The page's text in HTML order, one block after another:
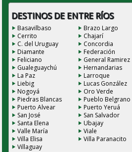
DESTINOS DE ENTRE RÍOS
Basavilbaso Brazo Largo
Cerrito
Chajarí
C. del Uruguay
Concordia
Diamante
Federación
Feliciano
General Ramirez
Gualeguaychú
Hernandarias
La Paz
Larroque
Liebig
Lucas González
Nogoyá
Oro Verde
Piedras Blancas
Pueblo Belgrano
Puerto Alvear
Puerto Yeruá
San José
San Salvador
Santa Elena
Ubajay
Valle María
Viale
Villa Elisa
Villa Paranacito
Villaguay